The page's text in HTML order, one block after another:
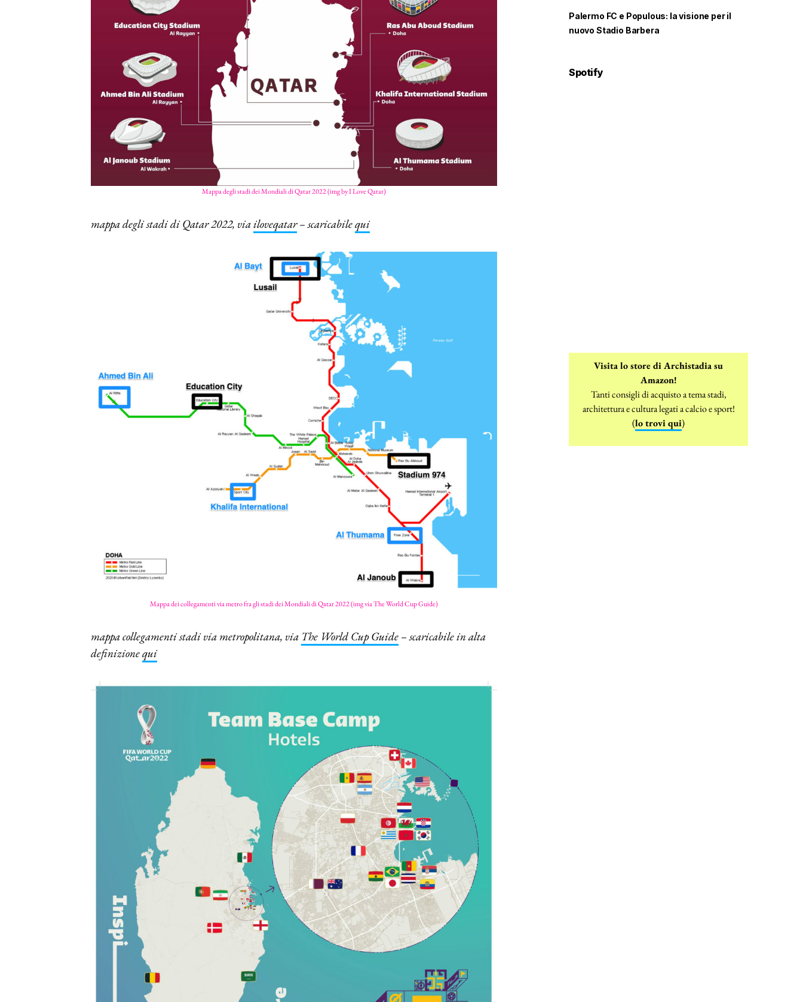
Mappa degli stadi dei Mondiali di Qatar 2022 (img by I Love Qatar)
mappa degli stadi di Qatar 2022, viailoveqatar– scaricabilequi
Mappa dei collegamenti via metro fra gli stadi dei Mondiali di Qatar 2022 (img via The World Cup Guide)
mappa collegamenti stadi via metropolitana, via The World Cup Guide – scaricabile in alta
definizionequi
Palermo FC e Populous: la visione per il
nuovo Stadio Barbera
Spotify
Visita lo store di Archistadia su
Amazon!
Tanti consigli di acquisto a tema stadi,
architettura e cultura legati a calcio e sport!
(lo trovi qui)